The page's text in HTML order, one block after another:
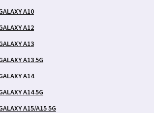
A10
A12
A13
A13 5G
A14
A14 5G
A15/A15 5G